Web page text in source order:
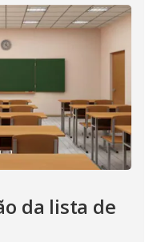
da lista de